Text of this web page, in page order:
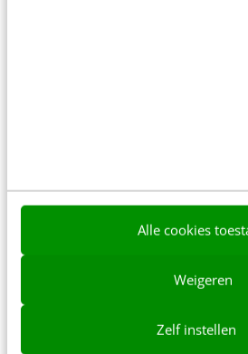
Alle cookies
Weigeren
Zelf instellen
E-mailmarketingstrategie